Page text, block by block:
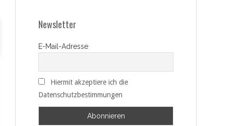
Newsletter
E-Mail-Adresse
Hiermit akzeptiere ich die
Datenschutzbestimmungen